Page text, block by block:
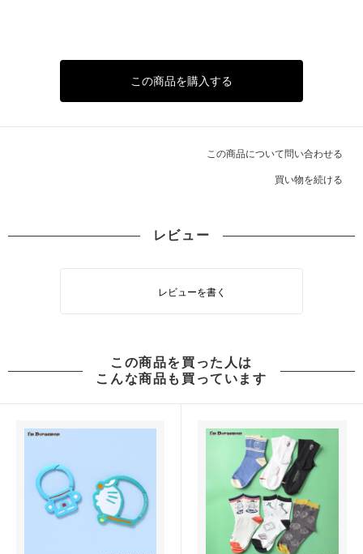
この商品を購入する
この商品について問い合わせる
買い物を続ける
レビュー
レビューを書く
この商品を買った人は
こんな商品も買っています